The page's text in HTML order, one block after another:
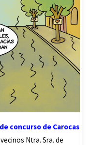
concurso de Carocas
Ntra. Sra. de